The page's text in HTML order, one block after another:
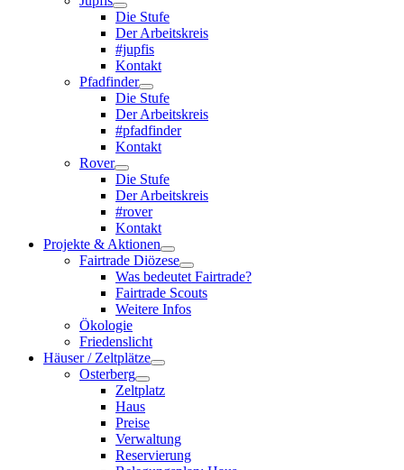
Die Stufe
Der Arbeitskreis
#jupfis
Kontakt
Pfadfinder
Die Stufe
Der Arbeitskreis
#pfadfinder
Kontakt
Rover
Die Stufe
Der Arbeitskreis
#rover
Kontakt
Projekte & Aktionen
Fairtrade Diözese
Was bedeutet Fairtrade?
Fairtrade Scouts
Weitere Infos
Ökologie
Friedenslicht
Häuser / Zeltplätze
Osterberg
Zeltplatz
Haus
Preise
Verwaltung
Reservierung